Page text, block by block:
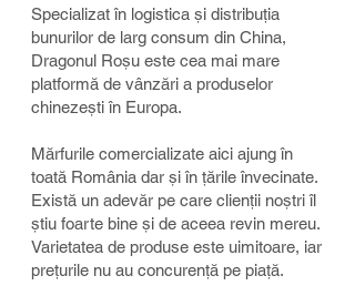
Specializat în logistica și distribuția
bunurilor de larg consum din China,
Dragonul Roșu este cea mai mare
platformă de vânzări a produselor
chinezești în Europa.
Mărfurile comercializate aici ajung în
toată România dar și în țările învecinate.
Există un adevăr pe care clienții noştri îl
ştiu foarte bine şi de aceea revin mereu.
Varietatea de produse este uimitoare, iar
prețurile nu au concurenţă pe piaţă.